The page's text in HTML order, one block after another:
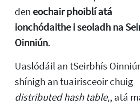
den eochair phoiblí atá
ionchódaithe i seoladh na
Oinniún.
Uaslódáil an tSeirbhís
shínigh an tuairisceoir chuig
distributed hash table,, atá